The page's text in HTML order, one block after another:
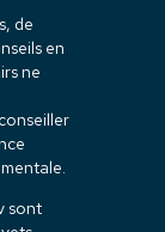
de
en
ne
sont